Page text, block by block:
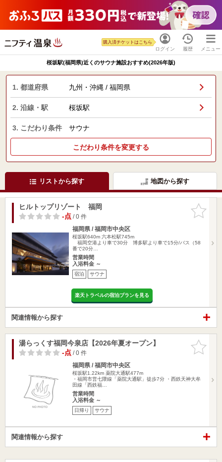
ログイン
購入済チケットはこちら
履歴 メニュー
桜坂駅(福岡県)近くのサウナ施設おすすめ(2026年版)
1. 都道府県 九州・沖縄 / 福岡県
2. 沿線・駅 桜坂駅
3. こだわり条件 サウナ
こだわり条件を変更する
リストから探す 地図から探す
お気に入
りに追加
ヒルトップリゾート 福岡
-点/ 0 件
福岡県 / 福岡市中央区
桜坂駅640m 六本松駅745m
福岡空港より車で30分 博多駅より車で15分/バス（58
番で20分…
営業時間
入浴料金 ～
宿泊 サウナ
楽天トラベルの宿泊プランを見る
関連情報から探す
お気に入
りに追加
湯らっくす福岡今泉店【2026年夏オープン】
-点/ 0 件
福岡県 / 福岡市中央区
桜坂駅1.22km 薬院大通駅477m
・福岡市営七隈線「薬院大通駅」徒歩7分 ・西鉄天神大牟
田線「西鉄福…
営業時間
入浴料金 ～
日帰り サウナ
関連情報から探す